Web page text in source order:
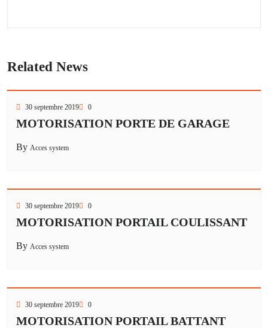
Related News
30 septembre 2019 0
MOTORISATION PORTE DE GARAGE
By Acces system
30 septembre 2019 0
MOTORISATION PORTAIL COULISSANT
By Acces system
30 septembre 2019 0
MOTORISATION PORTAIL BATTANT